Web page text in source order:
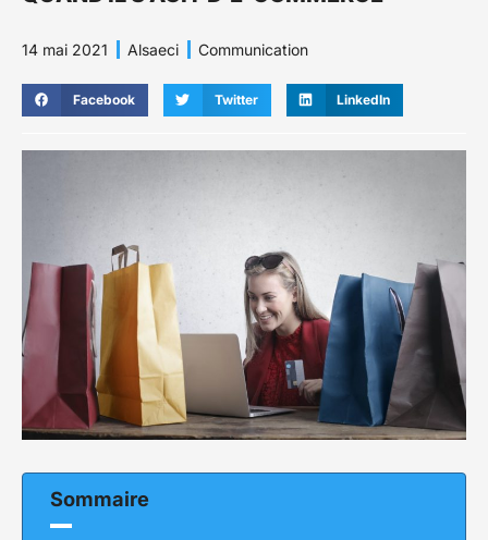
14 mai 2021 Alsaeci Communication
Facebook Twitter LinkedIn
Sommaire